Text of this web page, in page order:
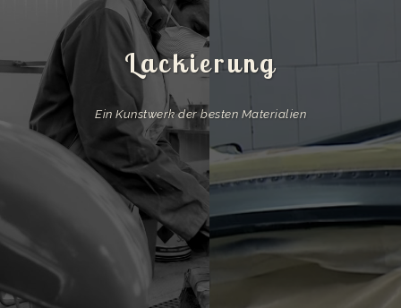
Lackierung
Ein Kunstwerk der besten Materialien